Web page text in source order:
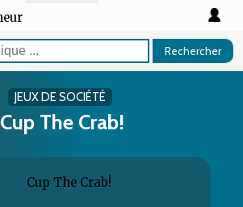
Rechercher
JEUX DE SOCIÉTÉ
Cup The Crab!